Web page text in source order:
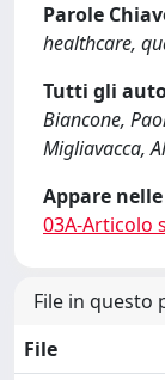
Parole
healthcare,
Tutti gli
Biancone,
Migliavacca,
Appare
03A-Articolo
File in questo
File